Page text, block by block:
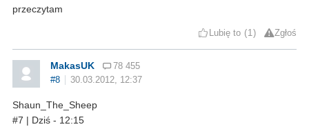
przeczytam
Lubię to 1 Zgłoś
MakasUK
78 455
#8
30.03.2012, 12:37
Shaun_The_Sheep
#7 | Dziś - 12:15